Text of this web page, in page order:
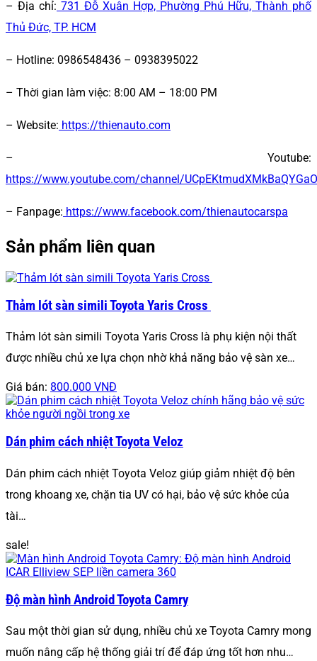
– Địa chỉ: 731 Đỗ Xuân Hợp, Phường Phú Hữu, Thành phố
Thủ Đức, TP. HCM
– Hotline: 0986548436 – 0938395022
– Thời gian làm việc: 8:00 AM – 18:00 PM
– Website: https://thienauto.com
– Youtube:
https://www.youtube.com/channel/
– Fanpage: https://www.facebook.com/thienautocarspa
Sản phẩm liên quan
Thảm lót sàn simili Toyota Yaris Cross
Thảm lót sàn simili Toyota Yaris Cross là phụ kiện nội thất
được nhiều chủ xe lựa chọn nhờ khả năng bảo vệ sàn xe…
Giá bán: 800.000 VNĐ
Dán phim cách nhiệt Toyota Veloz
Dán phim cách nhiệt Toyota Veloz giúp giảm nhiệt độ bên
trong khoang xe, chặn tia UV có hại, bảo vệ sức khỏe của
tài…
sale!
Độ màn hình Android Toyota Camry
Sau một thời gian sử dụng, nhiều chủ xe Toyota Camry mong
muốn nâng cấp hệ thống giải trí để đáp ứng tốt hơn nhu…